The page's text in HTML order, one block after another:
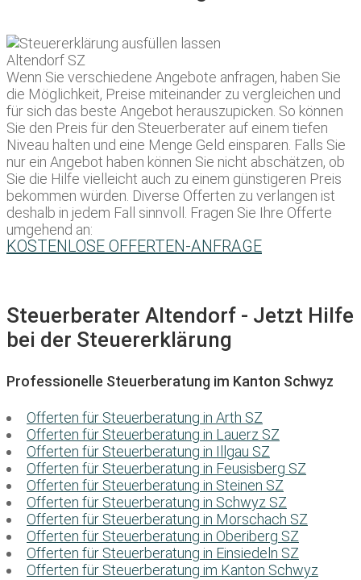
Wenn Sie verschiedene Angebote anfragen, haben Sie
die Möglichkeit, Preise miteinander zu vergleichen und
für sich das beste Angebot herauszupicken. So können
Sie den Preis für den Steuerberater auf einem tiefen
Niveau halten und eine Menge Geld einsparen. Falls Sie
nur ein Angebot haben können Sie nicht abschätzen, ob
Sie die Hilfe vielleicht auch zu einem günstigeren Preis
bekommen würden. Diverse Offerten zu verlangen ist
deshalb in jedem Fall sinnvoll. Fragen Sie Ihre Offerte
umgehend an:
KOSTENLOSE OFFERTEN-ANFRAGE
Steuerberater Altendorf - Jetzt Hilfe
bei der Steuererklärung
Professionelle Steuerberatung im Kanton Schwyz
Offerten für Steuerberatung in Arth SZ
Offerten für Steuerberatung in Lauerz SZ
Offerten für Steuerberatung in Illgau SZ
Offerten für Steuerberatung in Feusisberg SZ
Offerten für Steuerberatung in Steinen SZ
Offerten für Steuerberatung in Schwyz SZ
Offerten für Steuerberatung in Morschach SZ
Offerten für Steuerberatung in Oberiberg SZ
Offerten für Steuerberatung in Einsiedeln SZ
Offerten für Steuerberatung im Kanton Schwyz